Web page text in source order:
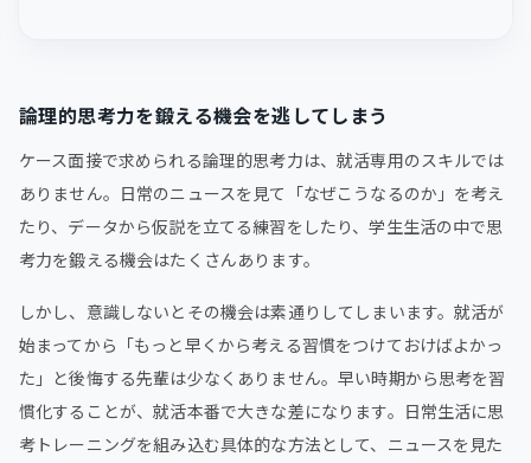
論理的思考力を鍛える機会を逃してしまう
ケース面接で求められる論理的思考力は、就活専用のスキルでは
ありません。日常のニュースを見て「なぜこうなるのか」を考え
たり、データから仮説を立てる練習をしたり、学生生活の中で思
考力を鍛える機会はたくさんあります。
しかし、意識しないとその機会は素通りしてしまいます。就活が
始まってから「もっと早くから考える習慣をつけておけばよかっ
た」と後悔する先輩は少なくありません。早い時期から思考を習
慣化することが、就活本番で大きな差になります。日常生活に思
考トレーニングを組み込む具体的な方法として、ニュースを見た